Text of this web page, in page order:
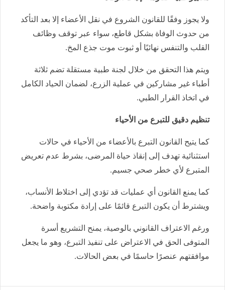
ولا يجوز وفقًا للقانون الشروع في نقل الأعضاء إلا بعد التأكد
من حدوث الوفاة بشكل قاطع، سواء عبر توقف وظائف
القلب والتنفس نهائيًا أو ثبوت موت جذع المخ.
ويتم هذا التحقق من خلال لجنة طبية مستقلة تضم ثلاثة
أطباء غير مشاركين في عملية الزرع، لضمان الحياد الكامل
في اتخاذ القرار الطبي.
تنظيم دقيق للتبرع من الأحياء
كما يتيح القانون التبرع بالأعضاء من الأحياء في حالات
استثنائية تهدف إلى إنقاذ حياة المرضى، بشرط عدم تعريض
المتبرع لأي خطر صحي جسيم.
كما يمنع القانون أي عمليات قد تؤدي إلى اختلاط الأنساب،
ويشترط أن يكون التبرع قائمًا على إرادة مكتوبة واضحة.
ورغم الاعتراف القانوني بالوصية، يمنح التشريع أسرة
المتوفى الحق في الاعتراض على تنفيذ التبرع، وهو ما يجعل
موافقتهم عنصرًا حاسمًا في بعض الحالات.